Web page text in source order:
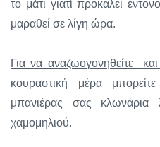
το μάτι γιατί προκαλεί
μαραθεί σε λίγη ώρα.
Για να αναζωογονηθείτε
κουραστική μέρα
μπανιέρας σας κλωνάρια
χαμομηλιού.